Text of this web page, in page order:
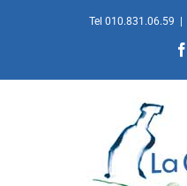
Tel 010.831.06.59